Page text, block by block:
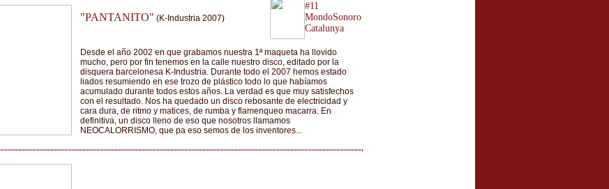
"PANTANITO" (K-Industria 2007)
#11
MondoSonoro
Catalunya
Desde el año 2002 en que grabamos nuestra 1ª maqueta ha llovido
mucho, pero por fin tenemos en la calle nuestro disco, editado por la
disquera barcelonesa K-Industria. Durante todo el 2007 hemos estado
liados resumiendo en ese trozo de plástico todo lo que habíamos
acumulado durante todos estos años. La verdad es que muy satisfechos
con el resultado. Nos ha quedado un disco rebosante de electricidad y
cara dura, de ritmo y matices, de rumba y flamenqueo macarra. En
definitiva, un disco lleno de eso que nosotros llamamos
NEOCALORRISMO, que pa eso semos de los inventores...